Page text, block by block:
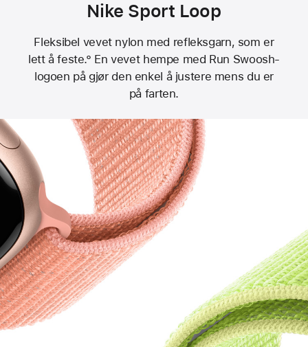
Nike Sport Loop
Fleksibel vevet nylon med refleksgarn, som er
lett å feste.° En vevet hempe med Run Swoosh-
logoen på gjør den enkel å justere mens du er
på farten.